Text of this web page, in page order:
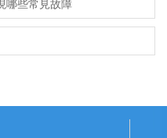
哪些常見故障